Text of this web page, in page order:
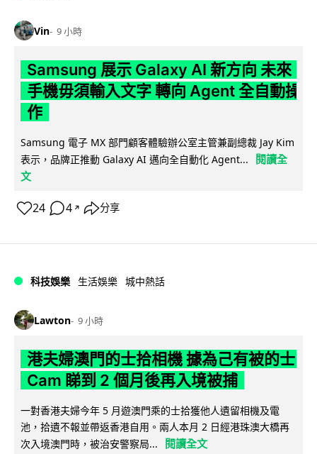
Vin 9 小時
Samsung 展示 Galaxy AI 新方向 未來
手機毋須輸入文字 轉向 Agent 全自動操
作
Samsung 電子 MX 部門顧客體驗辦公室主管兼副總裁 Jay Kim
表示，品牌正推動 Galaxy AI 邁向全自動化 Agent...
閱讀全
文
24 4 ↗ 分享
科技娛樂 生活娛樂 城中熱話
Lawton 9 小時
港夫婦澳門的士拾相機 據為己有被的士
Cam 睇到 2 個月後再入境被捕
一對香港夫婦今年 5 月遊澳門乘的士拾獲他人遺留相機及電
池，拾遺不報並帶返香港自用。兩人本月 2 日經港珠澳大橋再
次入境澳門時，被治安警察局...
閱讀全文